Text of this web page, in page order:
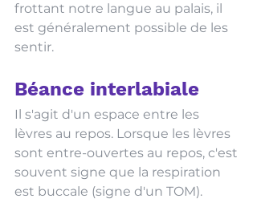
frottant notre langue au palais, il
est généralement possible de les
sentir.
Béance interlabiale
Il s'agit d'un espace entre les
lèvres au repos. Lorsque les lèvres
sont entre-ouvertes au repos, c'est
souvent signe que la respiration
est buccale (signe d'un TOM).